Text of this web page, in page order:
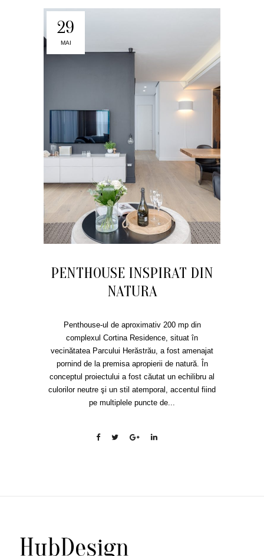
29
MAI
PENTHOUSE INSPIRAT DIN
NATURA
Penthouse-ul de aproximativ 200 mp din
complexul Cortina Residence, situat în
vecinătatea Parcului Herăstrău, a fost amenajat
pornind de la premisa apropierii de natură. În
conceptul proiectului a fost căutat un echilibru al
culorilor neutre şi un stil atemporal, accentul fiind
pe multiplele puncte de...